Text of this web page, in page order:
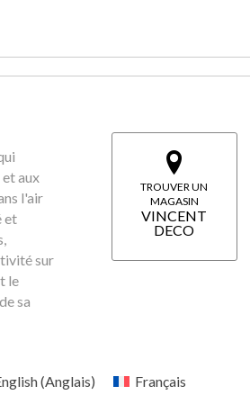
aux
l'air
et
sur
le
sa
TROUVER UN
MAGASIN
VINCENT
DECO
(Anglais) Français